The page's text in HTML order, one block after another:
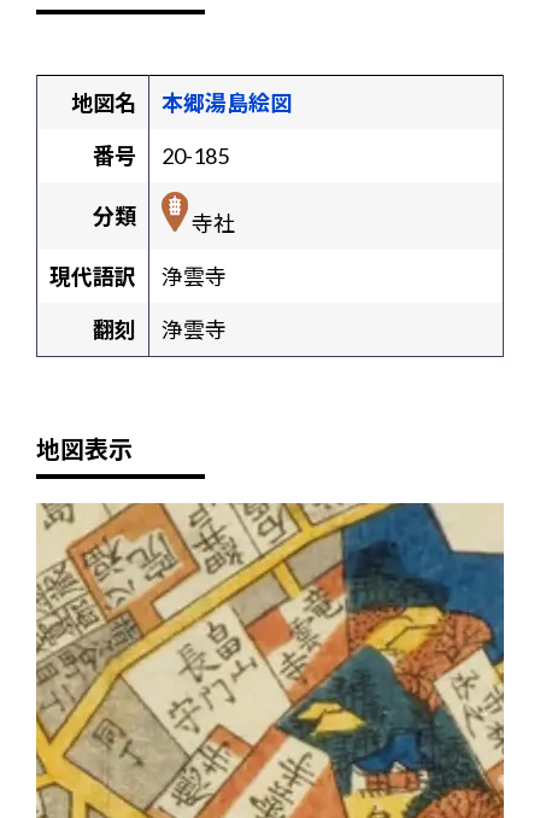
地図名
本郷湯島絵図
番号
20-185
分類
寺社
現代語訳
浄雲寺
翻刻
浄雲寺
地図表示
+
-